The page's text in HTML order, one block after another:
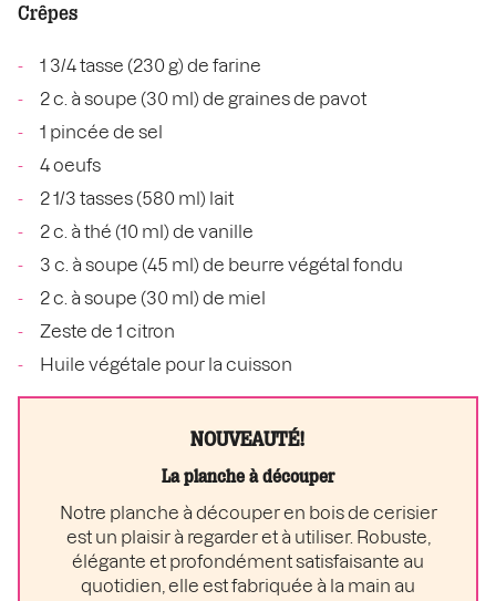
Crêpes
1 3/4 tasse (230 g) de farine
2 c. à soupe (30 ml) de graines de pavot
1 pincée de sel
4 oeufs
2 1/3 tasses (580 ml) lait
2 c. à thé (10 ml) de vanille
3 c. à soupe (45 ml) de beurre végétal fondu
2 c. à soupe (30 ml) de miel
Zeste de 1 citron
Huile végétale pour la cuisson
NOUVEAUTÉ!
La planche à découper
Notre planche à découper en bois de cerisier
est un plaisir à regarder et à utiliser. Robuste,
élégante et profondément satisfaisante au
quotidien, elle est fabriquée à la main au